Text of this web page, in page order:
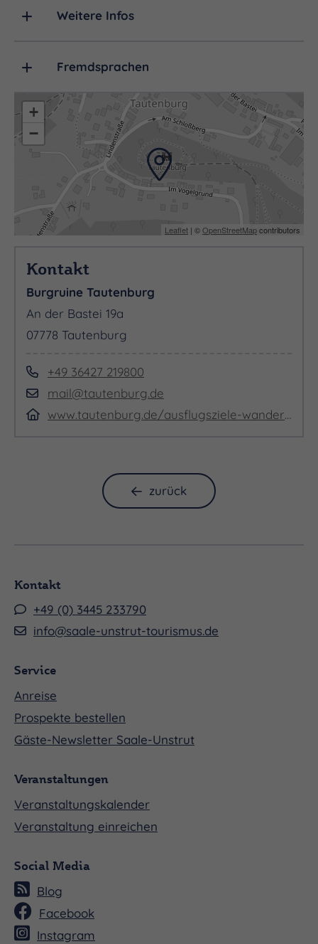
einzulegen und die Landschaft zu genießen.
Weitere Infos
Fremdsprachen
+
−
Leaflet | ©OpenStreetMapcontributors
Kontakt
Burgruine Tautenburg
An der Bastei 19a
07778 Tautenburg
+49 36427 219800
mail@tautenburg.de
www.tautenburg.de/ausflugsziele-wanderempfehlungen/die-tautenburg
zurück
Kontakt
+49 (0) 3445 233790
info@saale-unstrut-tourismus.de
Service
Anreise
Prospekte bestellen
Gäste-Newsletter Saale-Unstrut
Veranstaltungen
Veranstaltungskalender
Veranstaltung einreichen
Social Media
Blog
Facebook
Instagram